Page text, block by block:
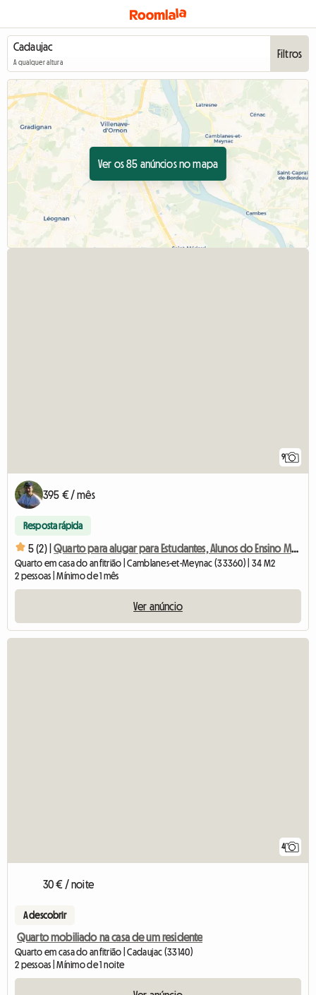
A qualquer altura
Filtros
Ver os 85 anúncios no mapa
9
395 € / mês
Resposta rápida
5 (2) | Quarto para alugar para Estudantes, Alunos do Ensino Médio, Exclusivamente
Quarto em casa do anfitrião | Camblanes-et-Meynac (33360) | 34 M2
2 pessoas | Mínimo de 1 mês
Ver anúncio
4
30 € / noite
A descobrir
Quarto mobiliado na casa de um residente
Quarto em casa do anfitrião | Cadaujac (33140)
2 pessoas | Mínimo de 1 noite